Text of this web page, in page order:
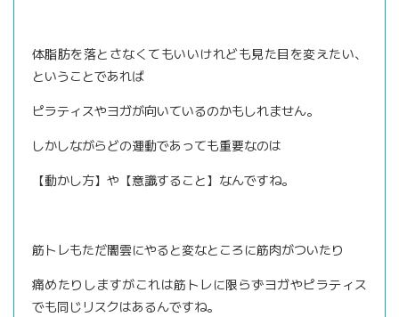
体脂肪を落とさなくてもいいけれども見た目を変えたい、
ということであれば
ピラティスやヨガが向いているのかもしれません。
しかしながらどの運動であっても重要なのは
【動かし方】や【意識すること】なんですね。
筋トレもただ闇雲にやると変なところに筋肉がついたり
痛めたりしますがこれは筋トレに限らずヨガやピラティス
でも同じリスクはあるんですね。